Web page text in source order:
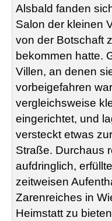
Alsbald fanden
Salon der kleinen
von der Botschaft
bekommen hatte.
Villen, an denen
vorbeigefahren
vergleichsweise
eingerichtet, und
versteckt etwas
Straße. Durchaus
aufdringlich,
zeitweisen
Zarenreiches in
Heimstatt zu